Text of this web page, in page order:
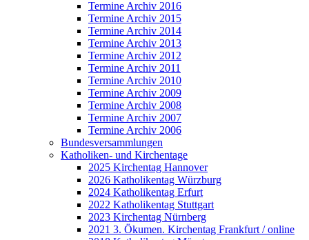
Termine Archiv 2016
Termine Archiv 2015
Termine Archiv 2014
Termine Archiv 2013
Termine Archiv 2012
Termine Archiv 2011
Termine Archiv 2010
Termine Archiv 2009
Termine Archiv 2008
Termine Archiv 2007
Termine Archiv 2006
Bundesversammlungen
Katholiken- und Kirchentage
2025 Kirchentag Hannover
2026 Katholikentag Würzburg
2024 Katholikentag Erfurt
2022 Katholikentag Stuttgart
2023 Kirchentag Nürnberg
2021 3. Ökumen. Kirchentag Frankfurt / online